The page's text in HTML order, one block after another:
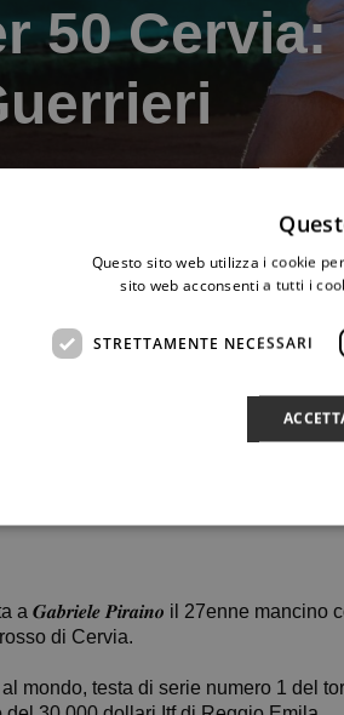
50
a 𝑮𝒂𝒃𝒓𝒊𝒆𝒍𝒆 𝑷𝒊𝒓𝒂𝒊𝒏𝒐 il 27enne
di Cervia.
mondo, testa di serie numero 1 del
Questo sito web utilizza i cookie
sito web acconsenti a tutti i
STRETTAMENTE NECESSARI